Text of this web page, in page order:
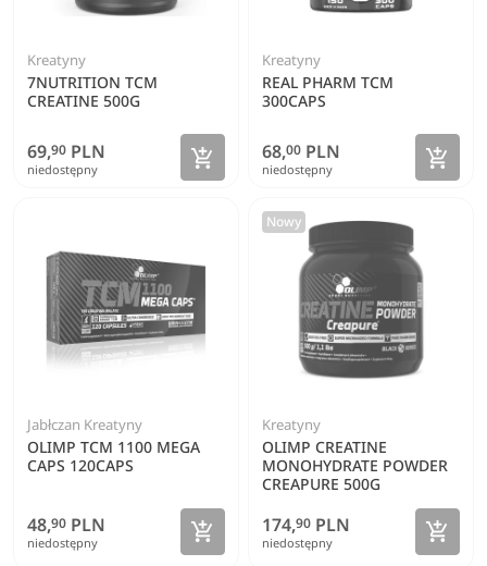
Kreatyny
7NUTRITION TCM
CREATINE 500G
69,90 PLN
niedostępny  Zobacz szczegóły
Kreatyny
REAL PHARM TCM
300CAPS
68,00 PLN
niedostępny 
Jabłczan Kreatyny
OLIMP TCM 1100 MEGA
CAPS 120CAPS
48,90 PLN
niedostępny  Zobacz szczegóły
Nowy
Kreatyny
OLIMP CREATINE
MONOHYDRATE POWDER
CREAPURE 500G
174,90 PLN
niedostępny 